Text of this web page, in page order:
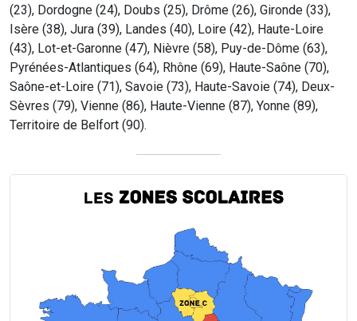
(23), Dordogne (24), Doubs (25), Drôme (26), Gironde (33),
Isère (38), Jura (39), Landes (40), Loire (42), Haute-Loire
(43), Lot-et-Garonne (47), Nièvre (58), Puy-de-Dôme (63),
Pyrénées-Atlantiques (64), Rhône (69), Haute-Saône (70),
Saône-et-Loire (71), Savoie (73), Haute-Savoie (74), Deux-
Sèvres (79), Vienne (86), Haute-Vienne (87), Yonne (89),
Territoire de Belfort (90).